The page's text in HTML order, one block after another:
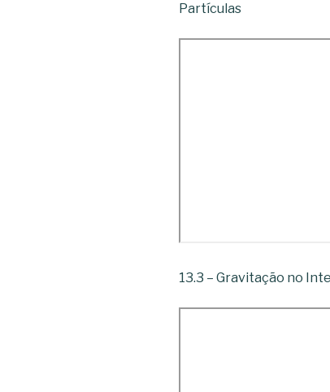
Partículas
13.3 – Gravitação no